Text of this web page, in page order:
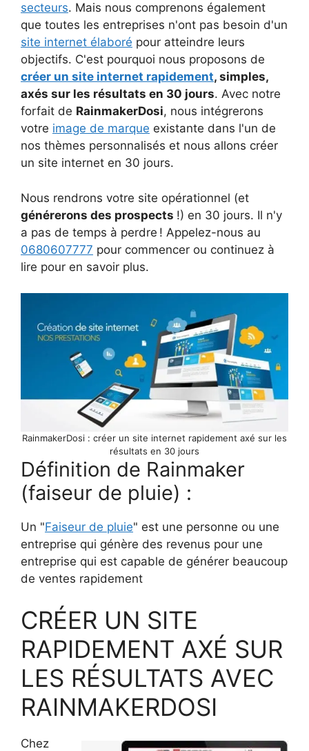
secteurs. Mais nous comprenons également
que toutes les entreprises n'ont pas besoin d'un
site internet élaboré pour atteindre leurs
objectifs. C'est pourquoi nous proposons de
créer un site internet rapidement, simples,
axés sur les résultats en 30 jours. Avec notre
forfait de RainmakerDosi, nous intégrerons
votre image de marque existante dans l'un de
nos thèmes personnalisés et nous allons créer
un site internet en 30 jours.
Nous rendrons votre site opérationnel (et
générerons des prospects !) en 30 jours. Il n'y
a pas de temps à perdre ! Appelez-nous au
0680607777 pour commencer ou continuez à
lire pour en savoir plus.
RainmakerDosi : créer un site internet rapidement axé sur les
résultats en 30 jours
Définition de Rainmaker
(faiseur de pluie) :
Un "Faiseur de pluie" est une personne ou une
entreprise qui génère des revenus pour une
entreprise qui est capable de générer beaucoup
de ventes rapidement
CRÉER UN SITE
RAPIDEMENT AXÉ SUR
LES RÉSULTATS AVEC
RAINMAKERDOSI
Chez